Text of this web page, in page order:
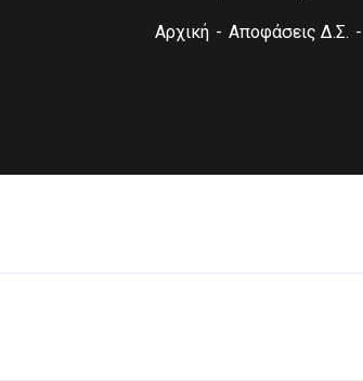
Αρχική Αποφάσεις Δ.Σ.